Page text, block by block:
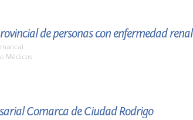
de personas con enfermedad renal
Médicos
Comarca de Ciudad Rodrigo